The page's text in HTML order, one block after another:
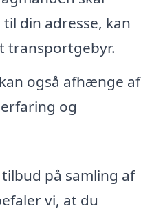
din adresse, kan
transportgebyr.
også afhænge af
og
på samling af
vi, at du